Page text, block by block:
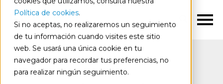
Política de cookies.
Si no aceptas, no realizaremos un seguimiento
de tu información cuando visites este sitio
web. Se usará una única cookie en tu
navegador para recordar tus preferencias, no
para realizar ningún seguimiento.
ES